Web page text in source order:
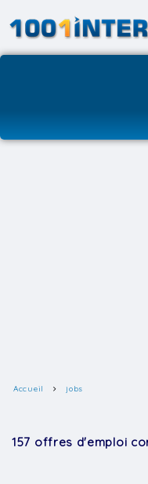
Accueil jobs
157 offres d'emploi